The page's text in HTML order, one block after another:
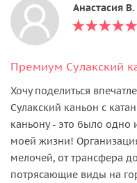
Анастасия В.
Хочу поделиться
Сулакский каньон с
каньону - это было одно
моей жизни!
мелочей, от трансфера
потрясающие виды на